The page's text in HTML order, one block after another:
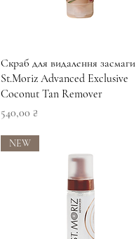
Швидкий перегляд
Скраб для видалення засмаги
St.Moriz Advanced Exclusive
Coconut Tan Remover
Ціна
540,00 ₴
NEW